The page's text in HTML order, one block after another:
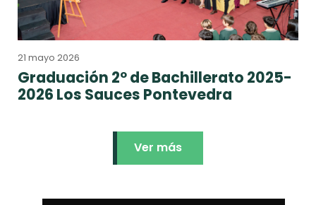
21 mayo 2026
Graduación 2º de Bachillerato 2025-
2026 Los Sauces Pontevedra
Ver más